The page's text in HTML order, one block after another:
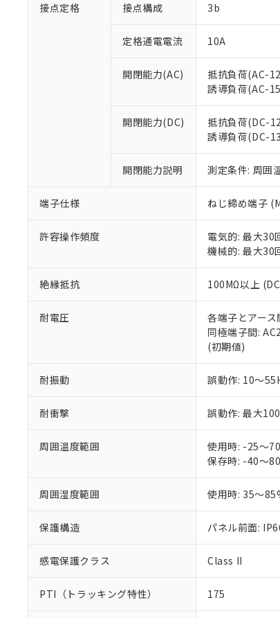
接点定格 接点構成 3b
定格通電電流 10A
開閉能力(AC)
抵抗負荷(AC-
誘導負荷(AC-
開閉能力(DC)
抵抗負荷(DC-
誘導負荷(DC-
開閉能力説明 測定条件: 周
端子仕様 ねじ締め端子
許容操作頻度
電気的: 最大30
機械的: 最大30
絶縁抵抗 100MΩ以上
耐電圧
各端子とアー
同極端子間:
(初期値)
耐振動 誤動作: 10～
耐衝撃 誤動作: 最大
周囲温度範囲
使用時: -25～
保存時: -40～
周囲湿度範囲 使用時: 35～
保護構造 パネル前面:
感電保護クラス Class II
PTI（トラッキング特性） 175
以下の条件
本サ
くも
当社
ので
い。
正式
当社
オム
在庫
マイ
ている
お客
さい。
※当社
いる
仕入先様の
があります。
*EU RoHS指令
鉛(Pb)
六価クロム
但し、RoHS指
フタル酸エステ
※2 対応
部品在庫の
※3 非含
下記の非含
EU RoHS指
51物質の非
※本証明書
また、
混在するこ
り割愛して
※1 中国
「－」：未
*中国RoHS10
Pb(鉛)
Cr(Ⅵ)(六価クロ
DBP(フタル酸
DEHP(フタル
※2 環境
「ｅ」：有
「10」：通
味します。
当社
う）
当社
ます。
当社
当社
また
たしま
記
号
説
○ 一
△ 一
－
空
白